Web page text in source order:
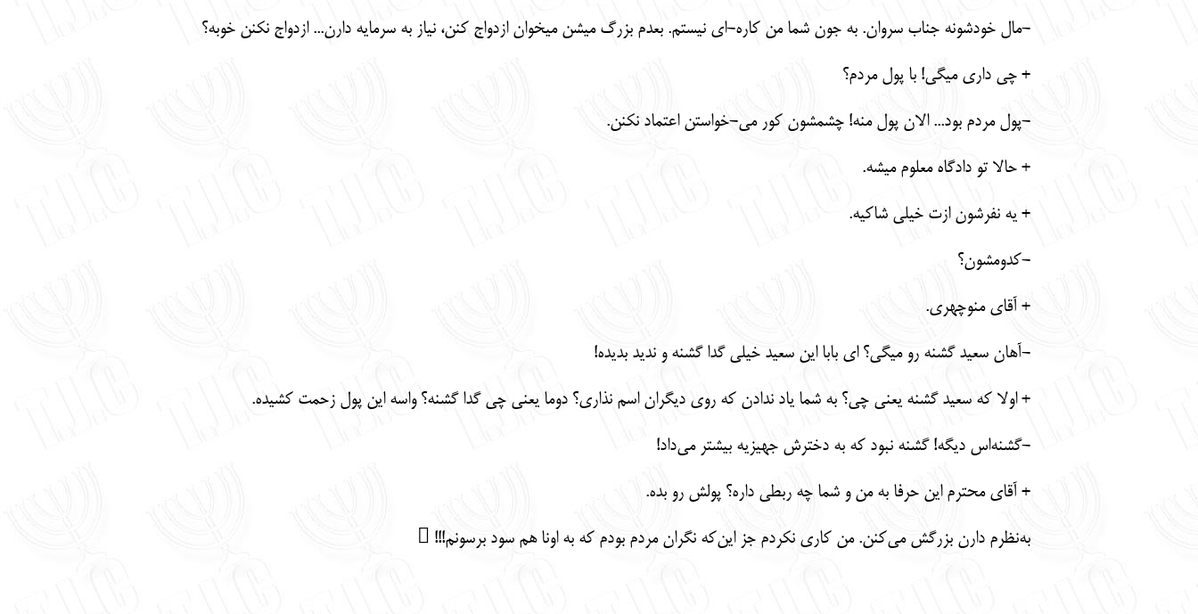
-مال خودشونه جناب سروان. به جون شما من کاره-ای نیستم. بعدم بزرگ میشن میخوان ازدواج کنن، نیاز به سرمایه دارن... ازدواج نکنن خوبه؟
+ چی داری میگی! با پول مردم؟
-پول مردم بود... الان پول منه! چشمشون کور می-خواستن اعتماد نکنن.
+ حالا تو دادگاه معلوم میشه.
+ یه نفرشون ازت خیلی شاکیه.
-کدومشون؟
+ آقای منوچهری.
-آهان سعید گشنه رو میگی؟ ای بابا این سعید خیلی گدا گشنه و ندید بدیده!
+ اولا که سعید گشنه یعنی چی؟ به شما یاد ندادن که روی دیگران اسم نذاری؟ دوما یعنی چی گدا گشنه؟ واسه این پول زحمت کشیده.
-گشنه‌اس دیگه! گشنه نبود که به دخترش جهیزیه بیشتر می‌داد!
+ آقای محترم این حرفا به من و شما چه ربطی داره؟ پولش رو بده.
به‌نظرم دارن بزرگش می‌کنن. من کاری نکردم جز این‌که نگران مردم بودم که به اونا هم سود برسونم!!! 